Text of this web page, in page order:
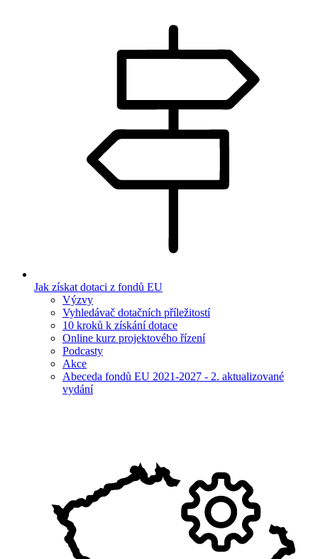
Jak získat dotaci z fondů EU
Výzvy
Vyhledávač dotačních příležitostí
10 kroků k získání dotace
Online kurz projektového řízení
Podcasty
Akce
Abeceda fondů EU 2021-2027 - 2. aktualizované
vydání